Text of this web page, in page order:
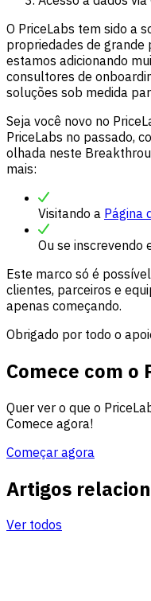
O PriceLabs tem sido a
propriedades de
estamos adicionando
consultores de
soluções sob medida
Seja você novo no
PriceLabs no passado,
olhada neste
mais:
Visitando a Página
Ou se inscrevendo
Este marco só é
clientes, parceiros e
apenas começando.
Obrigado por todo o
Comece com o
Quer ver o que o
Comece agora!
Começar agora
Artigos
Ver todos